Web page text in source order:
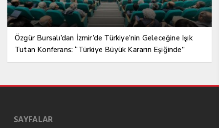
Özgür Bursalı’dan İzmir’de Türkiye’nin Geleceğine Işık
Tutan Konferans: “Türkiye Büyük Kararın Eşiğinde”
SAYFALAR